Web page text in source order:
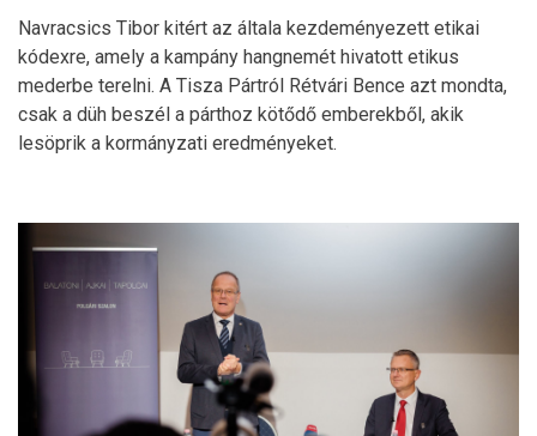
Navracsics Tibor kitért az általa kezdeményezett etikai
kódexre, amely a kampány hangnemét hivatott etikus
mederbe terelni. A Tisza Pártról Rétvári Bence azt mondta,
csak a düh beszél a párthoz kötődő emberekből, akik
lesöprik a kormányzati eredményeket.